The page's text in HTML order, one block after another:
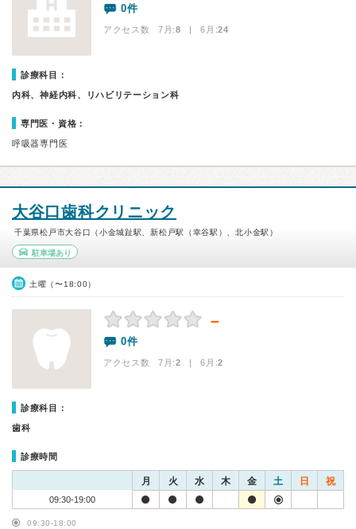
0件
アクセス数 7月:8 | 6月:24
診療科目：
内科、神経内科、リハビリテーション科
専門医・資格：
呼吸器専門医
大谷口歯科クリニック
千葉県松戸市大谷口（小金城趾駅、新松戸駅（幸谷駅）、北小金駅）
駐車場あり
土曜（〜18:00）
－
0件
アクセス数 7月:2 | 6月:2
診療科目：
歯科
診療時間
月 火 水 木 金 土 日 祝
09:30-19:00
09:30-18:00